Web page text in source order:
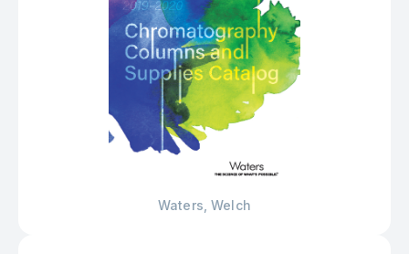
Waters, Welch